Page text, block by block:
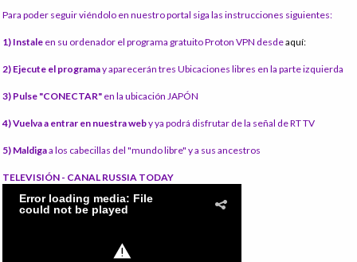
Para poder seguir viéndolo en nuestro portal siga las instrucciones siguientes:
1) Instale en su ordenador el programa gratuito Proton VPN desdeaquí:
2) Ejecute el programay aparecerán tres Ubicaciones libres en la parte izquierda
3) Pulse "CONECTAR" en la ubicación JAPÓN
4) Vuelva a entrar en nuestra weby ya podrá disfrutar de la señal de RT TV
5) Maldigaa los cabecillas del "mundo libre" y a sus ancestros
TELEVISIÓN - CANAL RUSSIA TODAY